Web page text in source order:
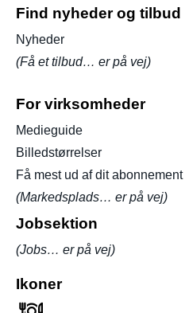
Find nyheder og tilbud
Nyheder
(Få et tilbud… er på vej)
For virksomheder
Medieguide
Billedstørrelser
Få mest ud af dit abonnement
(Markedsplads… er på vej)
Jobsektion
(Jobs… er på vej)
Ikoner